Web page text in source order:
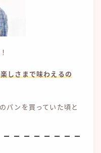
しさまで味わえるの
パンを買っていた頃と